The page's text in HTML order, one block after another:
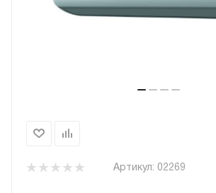
Артикул: 02269